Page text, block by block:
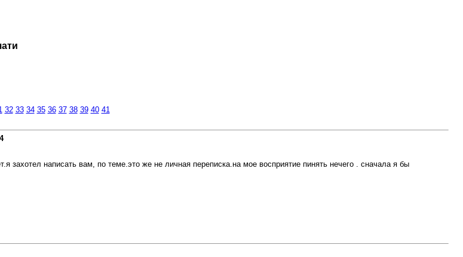
32 33 34 35 36 37 38 39 40 41
захотел написать вам, по теме.это же не личная переписка.на мое восприятие пинять нечего . сначала я бы